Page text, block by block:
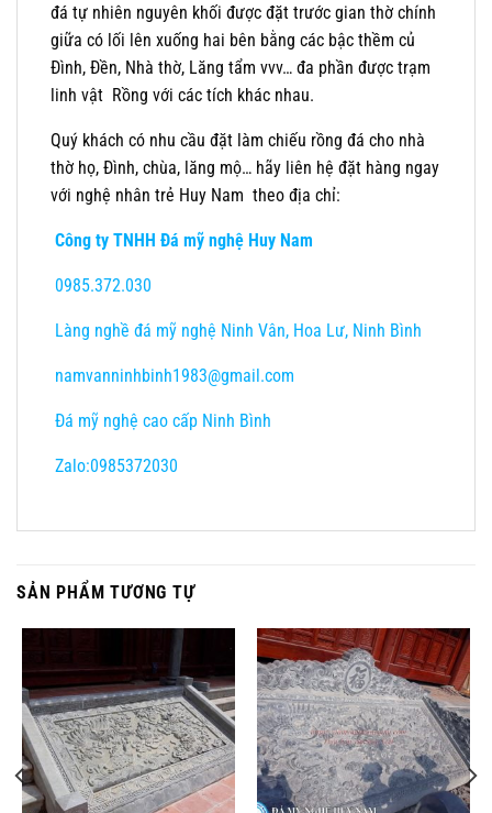
đá tự nhiên nguyên khối được đặt trước gian thờ chính
giữa có lối lên xuống hai bên bằng các bậc thềm củ
Đình, Đền, Nhà thờ, Lăng tẩm vvv… đa phần được trạm
linh vật Rồng với các tích khác nhau.
Quý khách có nhu cầu đặt làm chiếu rồng đá cho nhà
thờ họ, Đình, chùa, lăng mộ… hãy liên hệ đặt hàng ngay
với nghệ nhân trẻ Huy Nam theo địa chỉ:
Công ty TNHH Đá mỹ nghệ Huy Nam
0985.372.030
Làng nghề đá mỹ nghệ Ninh Vân, Hoa Lư, Ninh Bình
namvanninhbinh1983@gmail.com
Đá mỹ nghệ cao cấp Ninh Bình
Zalo:0985372030
SẢN PHẨM TƯƠNG TỰ